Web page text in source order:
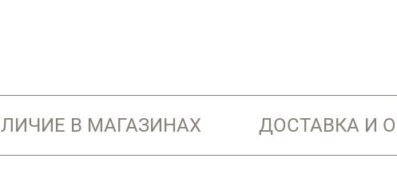
В МАГАЗИНАХ ДОСТАВКА И